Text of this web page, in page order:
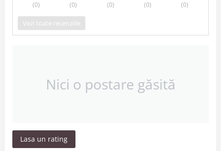
(0) (0) (0) (0) (0)
Vezi toate recenziile
Nici o postare găsită
Lasa un rating